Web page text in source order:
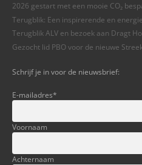
2026 gestart met een mooie CO₂
Terugblik: Een inspirerende en
Terugblik ALV en bezoek aan Dragt
Gezocht lid PBO voor de nieuwe
Schrijf je in voor de nieuwsbrief:
E-mailadres*
Voornaam
Achternaam